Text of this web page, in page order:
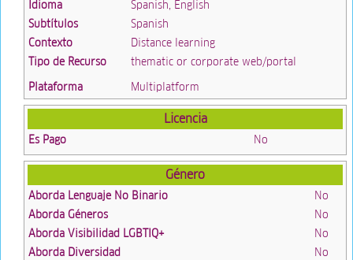
Idioma
Spanish, English
Subtítulos
Spanish
Contexto
Distance learning
Tipo de Recurso
thematic or corporate web/portal
Plataforma
Multiplatform
Licencia
Es Pago No
Género
Aborda Lenguaje No Binario
No
Aborda Géneros
No
Aborda Visibilidad LGBTIQ+
No
Aborda Diversidad
No